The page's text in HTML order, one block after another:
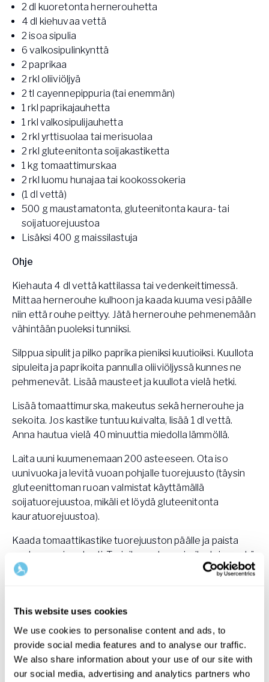
This website uses cookies
We use cookies to personalise content and ads, to
provide social media features and to analyse our traffic.
We also share information about your use of our site with
our social media, advertising and analytics partners who
2 dl kuoretonta hernerouhetta
4 dl kiehuvaa vettä
2 isoa sipulia
6 valkosipulinkynttä
2 paprikaa
2 rkl oliiviöljyä
2 tl cayennepippuria (tai enemmän)
1 rkl paprikajauhetta
1 rkl valkosipulijauhetta
2 rkl yrttisuolaa tai merisuolaa
2 rkl gluteenitonta soijakastiketta
1 kg tomaattimurskaa
2 rkl luomu hunajaa tai kookossokeria
(1 dl vettä)
500 g maustamatonta, gluteenitonta kaura- tai
soijatuorejuustoa
Lisäksi 400 g maissilastuja
Ohje
Kiehauta 4 dl vettä kattilassa tai vedenkeittimessä.
Mittaa hernerouhe kulhoon ja kaada kuuma vesi päälle
niin että rouhe peittyy. Jätä hernerouhe pehmenemään
vähintään puoleksi tunniksi.
Silppua sipulit ja pilko paprika pieniksi kuutioiksi. Kuullota
sipuleita ja paprikoita pannulla oliiviöljyssä kunnes ne
pehmenevät. Lisää mausteet ja kuullota vielä hetki.
Lisää tomaattimurska, makeutus sekä hernerouhe ja
sekoita. Jos kastike tuntuu kuivalta, lisää 1 dl vettä.
Anna hautua vielä 40 minuuttia miedolla lämmöllä.
Laita uuni kuumenemaan 200 asteeseen. Ota iso
uunivuoka ja levitä vuoan pohjalle tuorejuusto (täysin
gluteenittoman ruoan valmistat käyttämällä
soijatuorejuustoa, mikäli et löydä gluteenitonta
kauratuorejuustoa).
Kaada tomaattikastike tuorejuuston päälle ja paista
vuokaa uunissa tunti. Tarjoile vuoka maissilastujen sekä
jogurttikastikkeen kera. Leikkaa halutessasi tarjolle
Vegaaninen jogurttikastike
Kermainen jogurttikastike pehmentää mausteista
nachovuokaa. Voit korvata kuivatun vihreän
korianterin esimerkiksi kuivatulla nokkosella.